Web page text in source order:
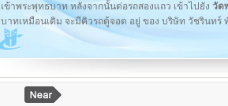
เข้าพระพุทธบาท หลังจากนั้นต่อรถสองแถว เข้าไปยัง วัด
บาทเหมือนเดิม จะมีคิวรถตู้จอด อยู่ ของ บริษัท วัชรินทร์